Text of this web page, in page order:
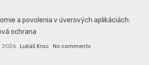
a povolenia v úverových aplikáciách:
ochrana
2026 Lukáš Kroc No comments